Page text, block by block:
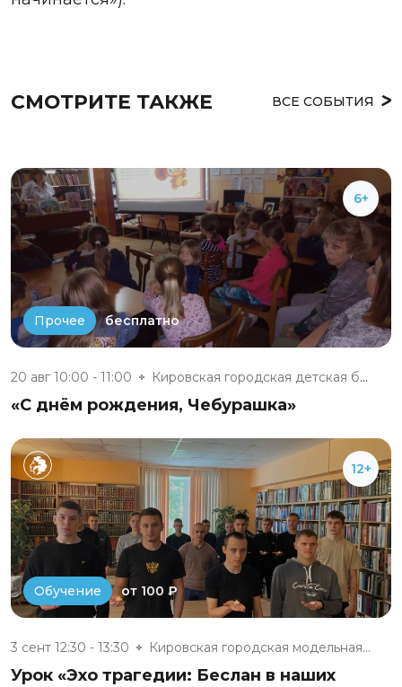
СМОТРИТЕ ТАКЖЕ ВСЕ СОБЫТИЯ
6+
Прочее бесплатно
20 авг 10:00 - 11:00 Кировская городская детская би...
«С днём рождения, Чебурашка»
12+
Обучение от 100 ₽
3 сент 12:30 - 13:30 Кировская городская модельная...
Урок «Эхо трагедии: Беслан в наших